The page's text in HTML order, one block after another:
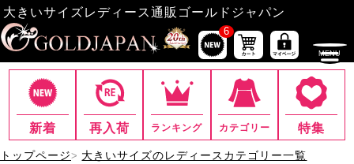
大きいサイズレディース通販ゴールドジャパン
6
新着 再入荷 ランキング カテゴリー 特集
トップページ
大きいサイズのレディースカテゴリー一覧